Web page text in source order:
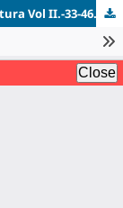
Vol II.-33-46.pdf